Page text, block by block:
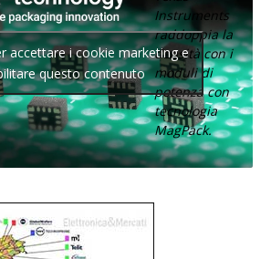
Instruments
raddoppia la
densità con i
moduli di
potenza con
tecnologia
MagPack.
accettare i cookie marketing e
questo contenuto